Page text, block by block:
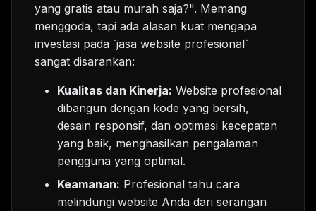
yang gratis atau murah saja?". Memang
menggoda, tapi ada alasan kuat mengapa
investasi pada `jasa website profesional`
sangat disarankan:
Kualitas dan Kinerja: Website profesional
dibangun dengan kode yang bersih,
desain responsif, dan optimasi kecepatan
yang baik, menghasilkan pengalaman
pengguna yang optimal.
Keamanan: Profesional tahu cara
melindungi website Anda dari serangan